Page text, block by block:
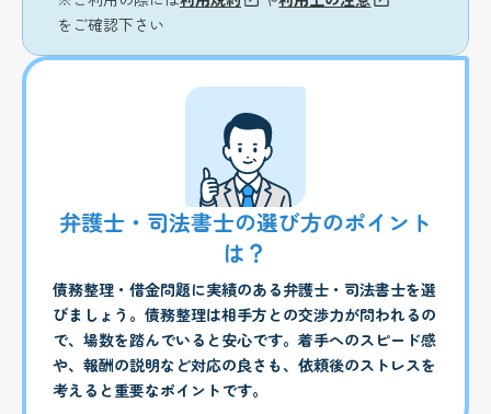
をご確認下さい
弁護士・司法書士の選び方のポイント
は？
債務整理・借金問題に実績のある弁護士・司法書士を選
びましょう。債務整理は相手方との交渉力が問われるの
で、場数を踏んでいると安心です。着手へのスピード感
や、報酬の説明など対応の良さも、依頼後のストレスを
考えると重要なポイントです。